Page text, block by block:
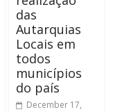
das
Autarquias
Locais em
todos
municípios
do país
December 17,